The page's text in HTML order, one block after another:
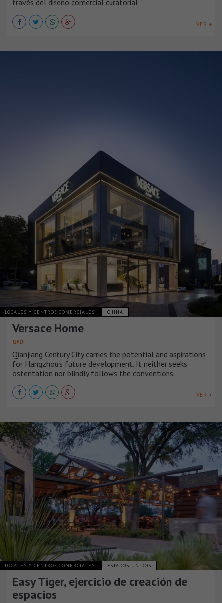
través del diseño comercial curatorial
VER +
LOCALES Y CENTROS COMERCIALES CHINA
Versace Home
GFD
Qianjiang Century City carries the potential and aspirations
for Hangzhou's future development. It neither seeks
ostentation nor blindly follows the conventions.
VER +
LOCALES Y CENTROS COMERCIALES ESTADOS UNIDOS
Easy Tiger, ejercicio de creación de
espacios